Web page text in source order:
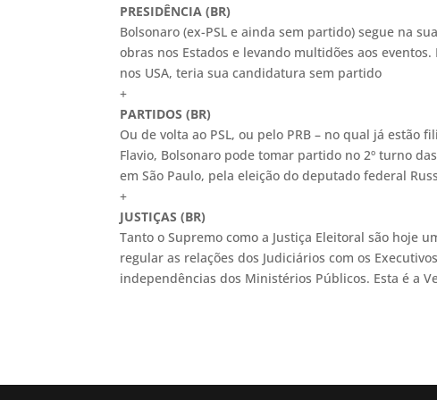
PRESIDÊNCIA (BR)
Bolsonaro (ex-PSL e ainda sem partido) segue na
obras nos Estados e levando multidões aos
nos USA, teria sua candidatura sem partido
+
PARTIDOS (BR)
Ou de volta ao PSL, ou pelo PRB – no qual já estão
Flavio, Bolsonaro pode tomar partido no 2º turno
em São Paulo, pela eleição do deputado federal
+
JUSTIÇAS (BR)
Tanto o Supremo como a Justiça Eleitoral são hoje
regular as relações dos Judiciários com os
independências dos Ministérios Públicos. Esta é a